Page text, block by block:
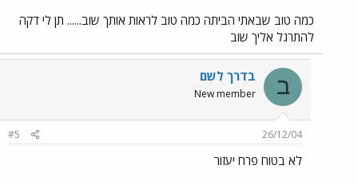
כמה טוב שבאתי הביתה כמה טוב לראות אותך שוב...... תן לי דקה
להתרגל אליך שוב
ב בדרך לשם
New member
26/12/04
#5
לא בטוח פרח יעזור